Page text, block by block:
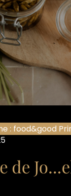
: food&good
de